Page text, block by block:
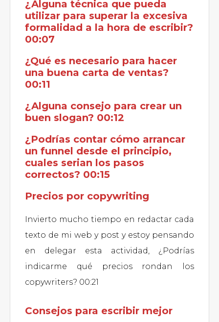
¿Alguna técnica que pueda
utilizar para superar la excesiva
formalidad a la hora de escribir?
00:07
¿Qué es necesario para hacer
una buena carta de ventas?
00:11
¿Alguna consejo para crear un
buen slogan? 00:12
¿Podrías contar cómo arrancar
un funnel desde el principio,
cuales serian los pasos
correctos? 00:15
Precios por copywriting
Invierto mucho tiempo en redactar cada
texto de mi web y post y estoy pensando
en delegar esta actividad, ¿Podrías
indicarme qué precios rondan los
copywriters? 00:21
Consejos para escribir mejor